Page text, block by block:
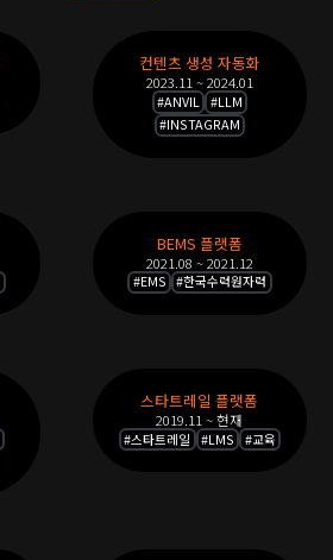
컨텐츠 생성 자동화
2023.11 ~ 2024.01
#ANVIL #LLM
#INSTAGRAM
BEMS 플랫폼
2021.08 ~ 2021.12
#EMS #한국수력원자력
스타트레일 플랫폼
2019.11 ~ 현재
#스타트레일 #LMS #교육